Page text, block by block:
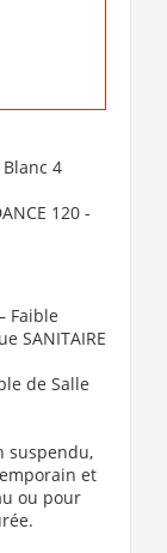
4
120 -
Faible
SANITAIRE
de Salle
suspendu,
et
ou pour